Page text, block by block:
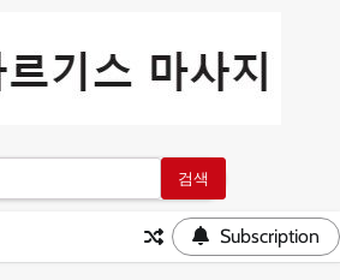
Subscription